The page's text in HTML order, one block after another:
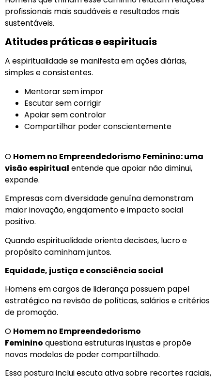
profissionais mais saudáveis e resultados mais
sustentáveis.
Atitudes práticas e espirituais
A espiritualidade se manifesta em ações diárias,
simples e consistentes.
Mentorar sem impor
Escutar sem corrigir
Apoiar sem controlar
Compartilhar poder conscientemente
O Homem no Empreendedorismo Feminino: uma
visão espiritual entende que apoiar não diminui,
expande.
Empresas com diversidade genuína demonstram
maior inovação, engajamento e impacto social
positivo.
Quando espiritualidade orienta decisões, lucro e
propósito caminham juntos.
Equidade, justiça e consciência social
Homens em cargos de liderança possuem papel
estratégico na revisão de políticas, salários e critérios
de promoção.
O Homem no Empreendedorismo
Feminino questiona estruturas injustas e propõe
novos modelos de poder compartilhado.
Essa postura inclui escuta ativa sobre recortes raciais,